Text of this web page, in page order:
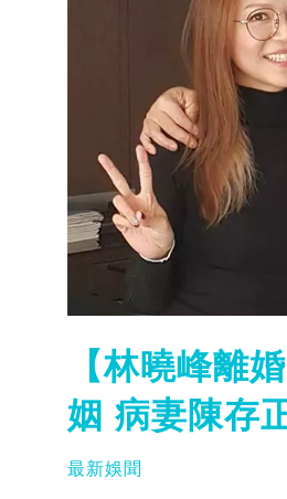
【林曉峰離
姻 病妻陳存
最新娛聞